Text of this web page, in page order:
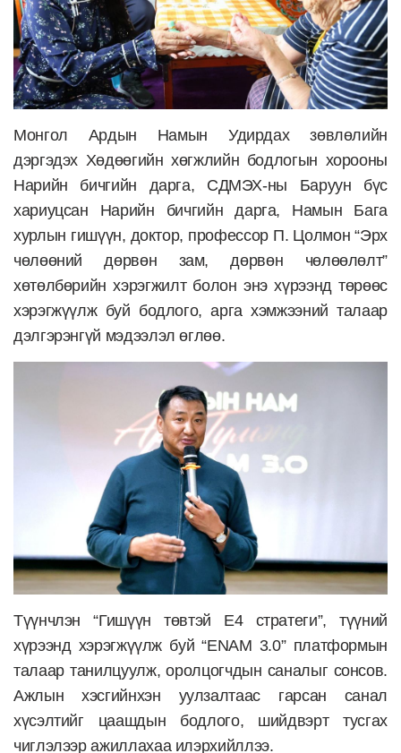
Монгол Ардын Намын Удирдах зөвлөлийн
дэргэдэх Хөдөөгийн хөгжлийн бодлогын хорооны
Нарийн бичгийн дарга, СДМЭХ-ны Баруун бүс
хариуцсан Нарийн бичгийн дарга, Намын Бага
хурлын гишүүн, доктор, профессор П. Цолмон “Эрх
чөлөөний дөрвөн зам, дөрвөн чөлөөлөлт”
хөтөлбөрийн хэрэгжилт болон энэ хүрээнд төрөөс
хэрэгжүүлж буй бодлого, арга хэмжээний талаар
дэлгэрэнгүй мэдээлэл өглөө.
Түүнчлэн “Гишүүн төвтэй E4 стратеги”, түүний
хүрээнд хэрэгжүүлж буй “ENAM 3.0” платформын
талаар танилцуулж, оролцогчдын саналыг сонсов.
Ажлын хэсгийнхэн уулзалтаас гарсан санал
хүсэлтийг цаашдын бодлого, шийдвэрт тусгах
чиглэлээр ажиллахаа илэрхийллээ.